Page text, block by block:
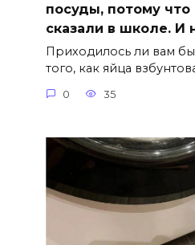
посуды, потому что
сказали в школе. И
Приходилось ли вам
того, как яйца
0 35